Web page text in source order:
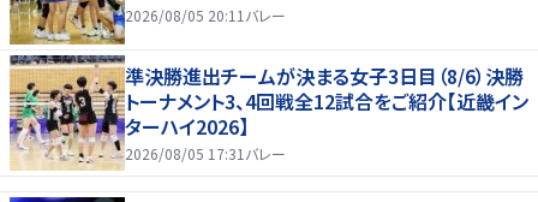
2026/08/05 20:11 バレー
準決勝進出チームが決まる女子3日目（8/6）決勝
トーナメント3、4回戦全12試合をご紹介【近畿イン
ターハイ2026】
2026/08/05 17:31 バレー